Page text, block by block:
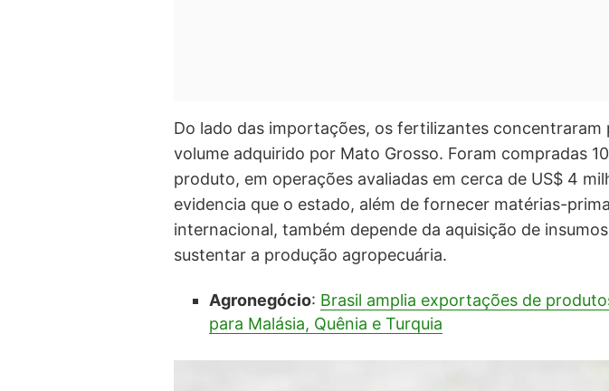
Do lado das importações, os fertilizantes
volume adquirido por Mato Grosso. Foram compradas
produto, em operações avaliadas em cerca de US$ 4
evidencia que o estado, além de fornecer matérias-
internacional, também depende da aquisição de
sustentar a produção agropecuária.
Agronegócio: Brasil amplia exportações de
para Malásia, Quênia e Turquia